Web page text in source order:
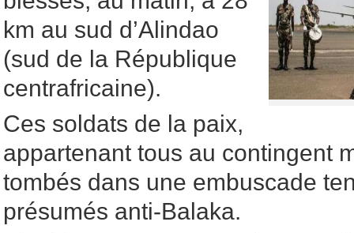
km au sud d’Alindao
(sud de la République
centrafricaine).
Ces soldats de la paix,
appartenant tous au contingent
tombés dans une embuscade
présumés anti-Balaka.